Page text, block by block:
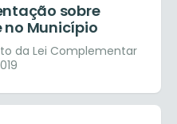
sobre
Município
da Lei Complementar